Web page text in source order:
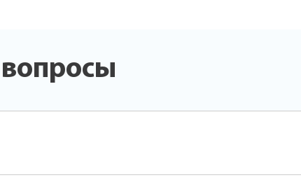
потребности как самых маленьких